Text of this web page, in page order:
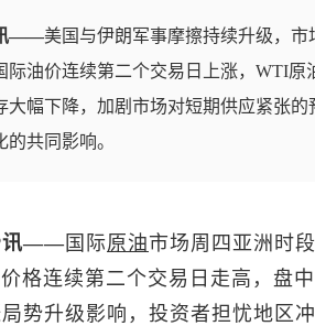
——美国与伊朗军事摩擦持续升级，
际油价连续第二个交易日上涨，WTI原
大幅下降，加剧市场对短期供应紧张
的共同影响。
讯——国际原油市场周四亚洲时
格连续第二个交易日走高，盘
势升级影响，投资者担忧地区